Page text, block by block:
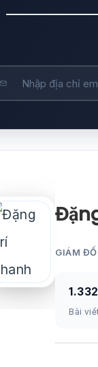
GIÁM
1.332
Bài